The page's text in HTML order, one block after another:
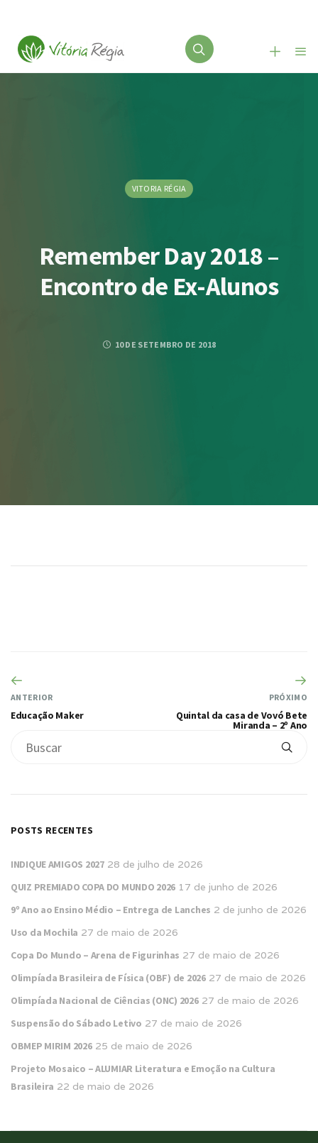
VITORIA RÉGIA
Remember Day 2018 –
Encontro de Ex-Alunos
10 DE SETEMBRO DE 2018
ANTERIOR
Educação Maker
PRÓXIMO
Quintal da casa de Vovó Bete
Miranda – 2º Ano
POSTS RECENTES
INDIQUE AMIGOS 2027 28 de julho de 2026
QUIZ PREMIADO COPA DO MUNDO 2026 17 de junho de 2026
9º Ano ao Ensino Médio – Entrega de Lanches 2 de junho de 2026
Uso da Mochila 27 de maio de 2026
Copa Do Mundo – Arena de Figurinhas 27 de maio de 2026
Olimpíada Brasileira de Física (OBF) de 2026 27 de maio de 2026
Olimpíada Nacional de Ciências (ONC) 2026 27 de maio de 2026
Suspensão do Sábado Letivo 27 de maio de 2026
OBMEP MIRIM 2026 25 de maio de 2026
Projeto Mosaico – ALUMIAR Literatura e Emoção na Cultura
Brasileira 22 de maio de 2026